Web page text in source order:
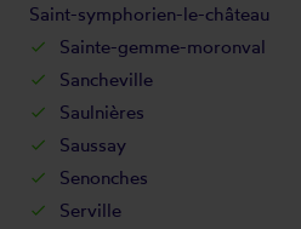
Saint-symphorien-le-château
Sainte-gemme-moronval
Sancheville
Saulnières
Saussay
Senonches
Serville